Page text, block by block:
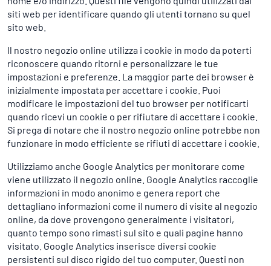
siti web per identificare quando gli utenti tornano su quel
sito web.
Il nostro negozio online utilizza i cookie in modo da poterti
riconoscere quando ritorni e personalizzare le tue
impostazioni e preferenze. La maggior parte dei browser è
inizialmente impostata per accettare i cookie. Puoi
modificare le impostazioni del tuo browser per notificarti
quando ricevi un cookie o per rifiutare di accettare i cookie.
Si prega di notare che il nostro negozio online potrebbe non
funzionare in modo efficiente se rifiuti di accettare i cookie.
Utilizziamo anche Google Analytics per monitorare come
viene utilizzato il negozio online. Google Analytics raccoglie
informazioni in modo anonimo e genera report che
dettagliano informazioni come il numero di visite al negozio
online, da dove provengono generalmente i visitatori,
quanto tempo sono rimasti sul sito e quali pagine hanno
visitato. Google Analytics inserisce diversi cookie
persistenti sul disco rigido del tuo computer. Questi non